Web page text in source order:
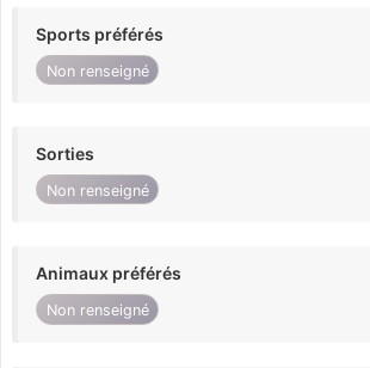
Sports préférés
Non renseigné
Sorties
Non renseigné
Animaux préférés
Non renseigné